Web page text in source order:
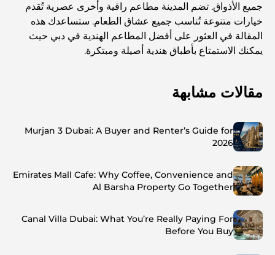
جميع الأذواق. تضم المدينة مطاعم راقية وأخرى عصرية تُقدم
خيارات متنوعة تُناسب جميع عشاق الطعام. ستساعدك هذه
المقالة في العثور على أفضل المطاعم الهندية في دبي حيث
يمكنك الاستمتاع بأطباق هندية أصيلة ومبتكرة.
مقالات مشابهة
Murjan 3 Dubai: A Buyer and Renter’s Guide for
2026
Emirates Mall Cafe: Why Coffee, Convenience and
Al Barsha Property Go Together
Canal Villa Dubai: What You’re Really Paying For
Before You Buy